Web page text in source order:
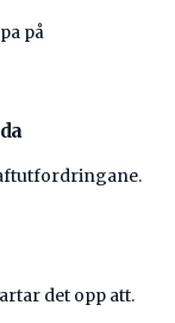
på
det opp att.